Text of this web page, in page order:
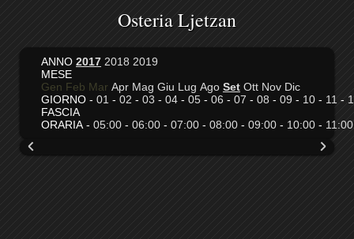
Osteria Ljetzan
ANNO 2017 2018 2019
MESE
Gen Feb Mar Apr Mag Giu Lug Ago Set Ott Nov Dic
GIORNO - 01 - 02 - 03 - 04 - 05 - 06 - 07 - 08 - 09 - 10 - 11 -
FASCIA
ORARIA - 05:00 - 06:00 - 07:00 - 08:00 - 09:00 - 10:00 - 11:00